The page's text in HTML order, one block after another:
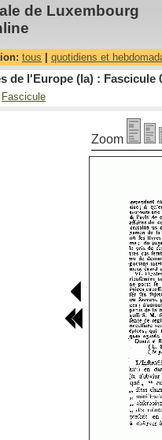
de Luxembourg
tous quotidiens et
de l'Europe (la) : Fascicule
Fascicule
Zoom